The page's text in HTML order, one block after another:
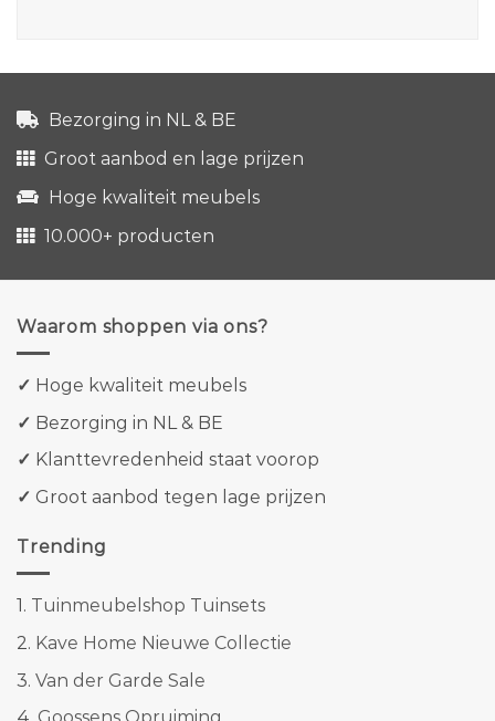
Bezorging in NL & BE
Groot aanbod en lage prijzen
Hoge kwaliteit meubels
10.000+ producten
Waarom shoppen via ons?
✓ Hoge kwaliteit meubels
✓ Bezorging in NL & BE
✓ Klanttevredenheid staat voorop
✓ Groot aanbod tegen lage prijzen
Trending
1. Tuinmeubelshop Tuinsets
2. Kave Home Nieuwe Collectie
3. Van der Garde Sale